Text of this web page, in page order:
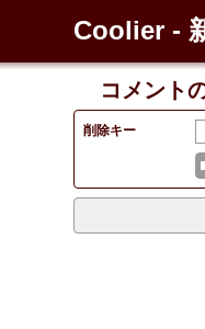
Coolier -
コメント
削除キー